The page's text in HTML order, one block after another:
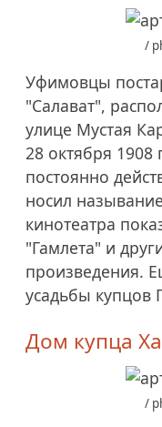
/
Уфимовцы
"Салават",
улице Мустая
28 октября
постоянно
носил
кинотеатра
"Гамлета" и
произведения.
усадьбы купцов
Дом купца
/